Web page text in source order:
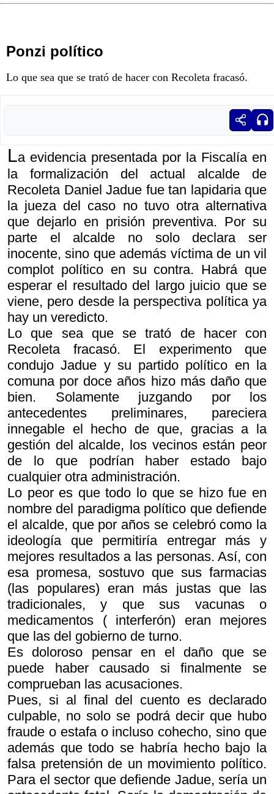
Ponzi político
Lo que sea que se trató de hacer con Recoleta fracasó.
La evidencia presentada por la Fiscalía en
la formalización del actual alcalde de
Recoleta Daniel Jadue fue tan lapidaria que
la jueza del caso no tuvo otra alternativa
que dejarlo en prisión preventiva. Por su
parte el alcalde no solo declara ser
inocente, sino que además víctima de un vil
complot político en su contra. Habrá que
esperar el resultado del largo juicio que se
viene, pero desde la perspectiva política ya
hay un veredicto.
Lo que sea que se trató de hacer con
Recoleta fracasó. El experimento que
condujo Jadue y su partido político en la
comuna por doce años hizo más daño que
bien. Solamente juzgando por los
antecedentes preliminares, pareciera
innegable el hecho de que, gracias a la
gestión del alcalde, los vecinos están peor
de lo que podrían haber estado bajo
cualquier otra administración.
Lo peor es que todo lo que se hizo fue en
nombre del paradigma político que defiende
el alcalde, que por años se celebró como la
ideología que permitiría entregar más y
mejores resultados a las personas. Así, con
esa promesa, sostuvo que sus farmacias
(las populares) eran más justas que las
tradicionales, y que sus vacunas o
medicamentos ( interferón) eran mejores
que las del gobierno de turno.
Es doloroso pensar en el daño que se
puede haber causado si finalmente se
comprueban las acusaciones.
Pues, si al final del cuento es declarado
culpable, no solo se podrá decir que hubo
fraude o estafa o incluso cohecho, sino que
además que todo se habría hecho bajo la
falsa pretensión de un movimiento político.
Para el sector que defiende Jadue, sería un